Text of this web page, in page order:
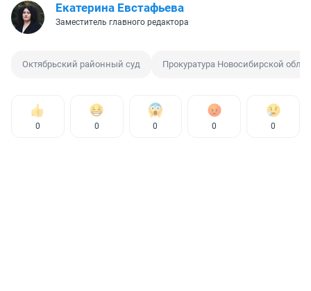
Екатерина Евстафьева
Заместитель главного редактора
Октябрьский районный суд Прокуратура Новосибирской
0 0 0 0 0